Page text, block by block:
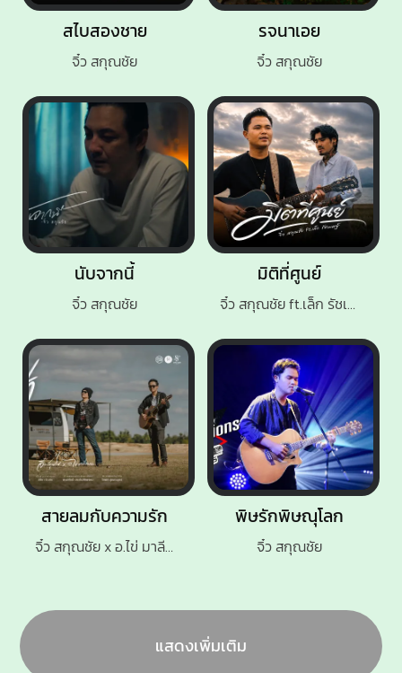
รจนาเอย
จิ๋ว สกุณชัย
นับจากนี้
จิ๋ว สกุณชัย
พิษรักพิษณุโลก
จิ๋ว สกุณชัย
สายลมกับความรัก
จิ๋ว สกุณชัย x อ.ไข่ มาลีฮวนน่า
สไบสองชาย
จิ๋ว สกุณชัย
มิติที่ศูนย์
จิ๋ว สกุณชัย ft.เล็ก รัชเมศฐ์
แสดงเพิ่มเติม